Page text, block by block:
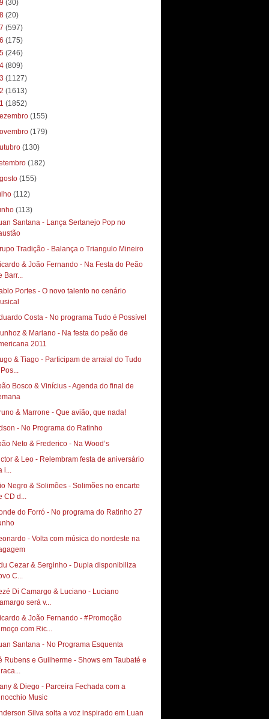
(30)
(20)
(597)
(175)
(246)
(809)
(1127)
(1613)
(1852)
(155)
(179)
(130)
(182)
(155)
(112)
(113)
Santana - Lança Sertanejo Pop no
Tradição - Balança o Triangulo Mineiro
& João Fernando - Na Festa do Peão
Barr...
Portes - O novo talento no cenário
Costa - No programa Tudo é Possível
& Mariano - Na festa do peão de
2011
& Tiago - Participam de arraial do Tudo
Pos...
Bosco & Vinícius - Agenda do final de
& Marrone - Que avião, que nada!
- No Programa do Ratinho
Neto & Frederico - Na Wood’s
& Leo - Relembram festa de aniversário
i...
Negro & Solimões - Solimões no encarte
CD d...
do Forró - No programa do Ratinho 27
- Volta com música do nordeste na
Cezar & Serginho‏ - Dupla disponibiliza
C...
Di Camargo & Luciano - Luciano
será v...
& João Fernando - #Promoção
com Ric...
Santana - No Programa Esquenta
e Guilherme‏ - Shows em Taubaté e
& Diego - Parceira Fechada com a
Music
Silva solta a voz inspirado em Luan